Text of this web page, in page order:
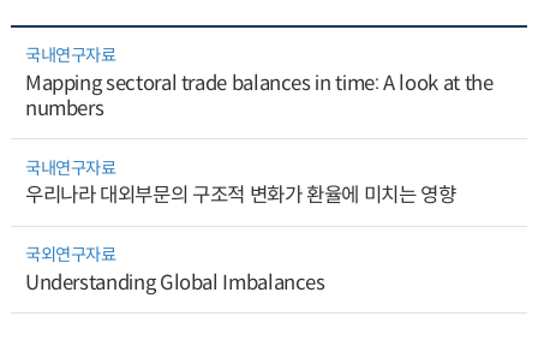
국내연구자료
Mapping sectoral trade balances in time: A look at the
numbers
국내연구자료
우리나라 대외부문의 구조적 변화가 환율에 미치는 영향
국외연구자료
Understanding Global Imbalances